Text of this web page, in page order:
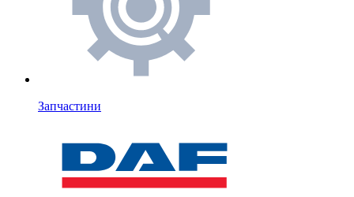
Запчастини